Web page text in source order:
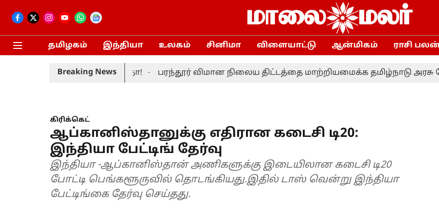
தமிழகம் இந்தியா உலகம் சினிமா விளையாட்டு ஆன்மிகம் ராசி
Breaking News
மனைவி சங்கீதா! பரந்தூர் விமான நிலைய திட்டத்தை மாற்றியமைக்க தமிழ்நாடு அரசு
கிரிக்கெட்
ஆப்கானிஸ்தானுக்கு எதிரான கடைசி டி20:
இந்தியா பேட்டிங் தேர்வு
இந்தியா -ஆப்கானிஸ்தான் அணிகளுக்கு இடையிலான கடைசி டி20
போட்டி பெங்களூருவில் தொடங்கியது.இதில் டாஸ் வென்று இந்தியா
பேட்டிங்கை தேர்வு செய்தது.